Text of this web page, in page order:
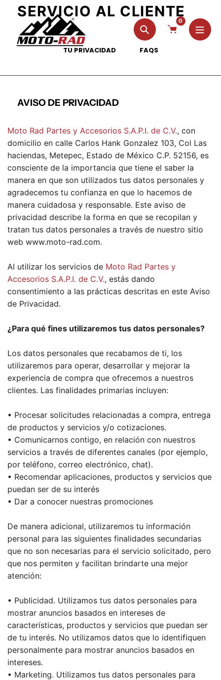
saltar
contenido
Búsqueda
0
SERVICIO AL CLIENTE
TU PRIVACIDAD FAQS
AVISO DE PRIVACIDAD
Moto Rad Partes y Accesorios S.A.P.I. de C.V., con
domicilio en calle Carlos Hank Gonzalez 103, Col Las
haciendas, Metepec, Estado de México C.P. 52156, es
consciente de la importancia que tiene el saber la
manera en que son utilizados tus datos personales y
agradecemos tu confianza en que lo hacemos de
manera cuidadosa y responsable. Este aviso de
privacidad describe la forma en que se recopilan y
tratan tus datos personales a través de nuestro sitio
web www.moto-rad.com.
Al utilizar los servicios de Moto Rad Partes y
Accesorios S.A.P.I. de C.V., estás dando
consentimiento a las prácticas descritas en este Aviso
de Privacidad.
¿Para qué fines utilizaremos tus datos personales?
Los datos personales que recabamos de ti, los
utilizaremos para operar, desarrollar y mejorar la
experiencia de compra que ofrecemos a nuestros
clientes. Las finalidades primarias incluyen:
• Procesar solicitudes relacionadas a compra, entrega
de productos y servicios y/o cotizaciones.
• Comunicarnos contigo, en relación con nuestros
servicios a través de diferentes canales (por ejemplo,
por teléfono, correo electrónico, chat).
• Recomendar aplicaciones, productos y servicios que
puedan ser de su interés
• Dar a conocer nuestras promociones
De manera adicional, utilizaremos tu información
personal para las siguientes finalidades secundarias
que no son necesarias para el servicio solicitado, pero
que nos permiten y facilitan brindarte una mejor
atención:
• Publicidad. Utilizamos tus datos personales para
mostrar anuncios basados en intereses de
características, productos y servicios que puedan ser
de tu interés. No utilizamos datos que lo identifiquen
personalmente para mostrar anuncios basados en
intereses.
• Marketing. Utilizamos tus datos personales para
{{currency}}{{discount}} undefined